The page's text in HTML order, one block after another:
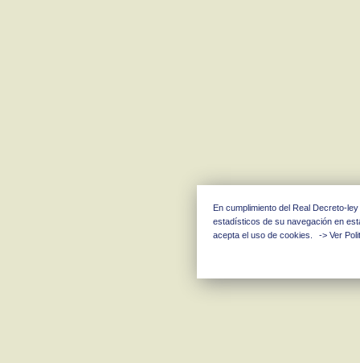
En cumplimiento del Real Decreto-
estadísticos de su navegación en
acepta el uso de cookies.
-> Ver